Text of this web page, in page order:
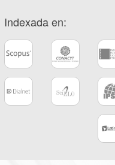
Indexada en: